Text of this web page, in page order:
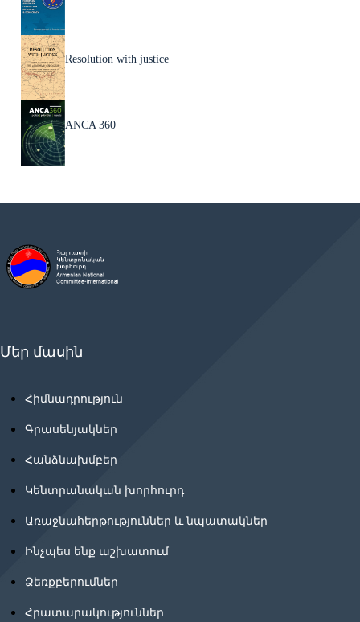
Resolution with justice
ANCA 360
Մեր մասին
Հիմնադրություն
Գրասենյակներ
Հանձնախմբեր
Կենտրանական խորհուրդ
Առաջնահերթություններ և նպատակներ
Ինչպես ենք աշխատում
Ձեռքբերումներ
Հրատարակություններ